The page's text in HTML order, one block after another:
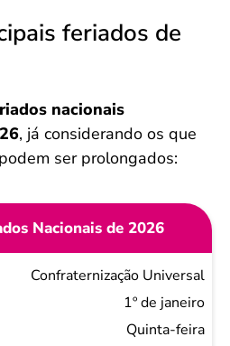
feriados de
nacionais
, já considerando os que
ser prolongados:
Nacionais de 2026
Confraternização Universal
1º de janeiro
Quinta-feira